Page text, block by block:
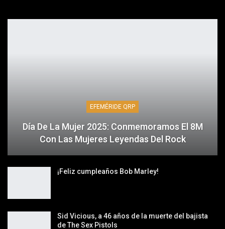
EFEMÉRIDE QRP
Día De La Mujer 2025: Conmemoramos El 8M
Con Las Mujeres Leyendas Del Rock
¡Feliz cumpleaños Bob Marley!
Sid Vicious, a 46 años de la muerte del bajista
de The Sex Pistols